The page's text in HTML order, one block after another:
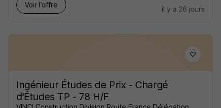
Voir l’offre
il y a 26 jours
Ingénieur Études de Prix - Chargé
d'Études TP - 78 H/F